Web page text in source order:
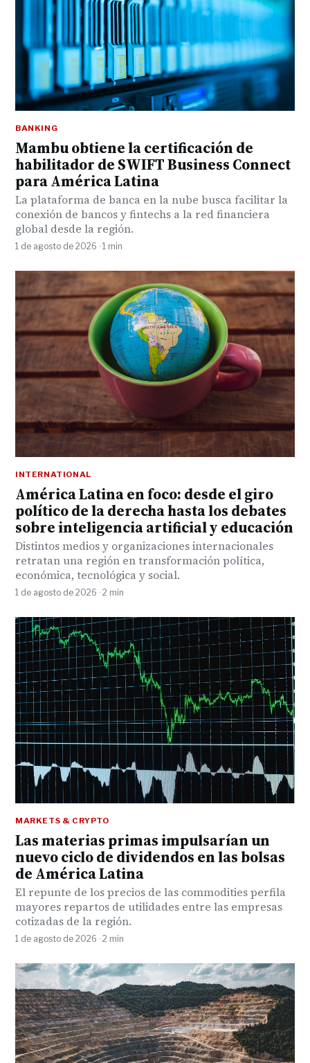
BANKING
Mambu obtiene la certificación de
habilitador de SWIFT Business Connect
para América Latina
La plataforma de banca en la nube busca facilitar la
conexión de bancos y fintechs a la red financiera
global desde la región.
1 de agosto de 2026 · 1 min
INTERNATIONAL
América Latina en foco: desde el giro
político de la derecha hasta los debates
sobre inteligencia artificial y educación
Distintos medios y organizaciones internacionales
retratan una región en transformación política,
económica, tecnológica y social.
1 de agosto de 2026 · 2 min
MARKETS & CRYPTO
Las materias primas impulsarían un
nuevo ciclo de dividendos en las bolsas
de América Latina
El repunte de los precios de las commodities perfila
mayores repartos de utilidades entre las empresas
cotizadas de la región.
1 de agosto de 2026 · 2 min